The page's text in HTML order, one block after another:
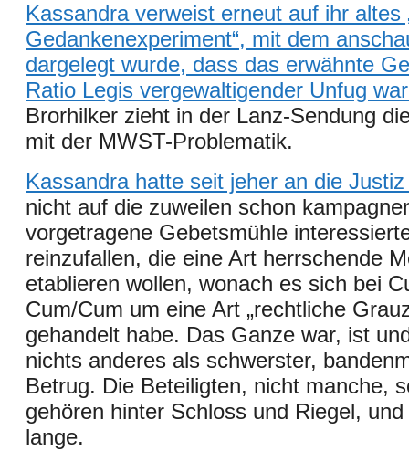
Kassandra verweist erneut auf ihr altes
Gedankenexperiment“, mit dem
dargelegt wurde, dass das erwähnte
Ratio Legis vergewaltigender Unfug war
Brorhilker zieht in der Lanz-Sendung
mit der MWST-Problematik.
Kassandra hatte seit jeher an die
nicht auf die zuweilen schon
vorgetragene Gebetsmühle
reinzufallen, die eine Art herrschende
etablieren wollen, wonach es sich bei
Cum/Cum um eine Art „rechtliche
gehandelt habe. Das Ganze war, ist
nichts anderes als schwerster,
Betrug. Die Beteiligten, nicht manche,
gehören hinter Schloss und Riegel,
lange.